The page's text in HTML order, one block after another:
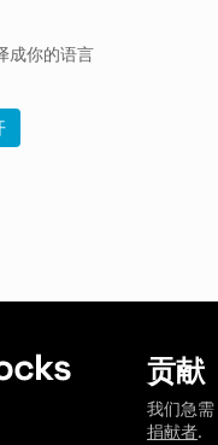
成你的语言
贡献
我们急需
捐献者.